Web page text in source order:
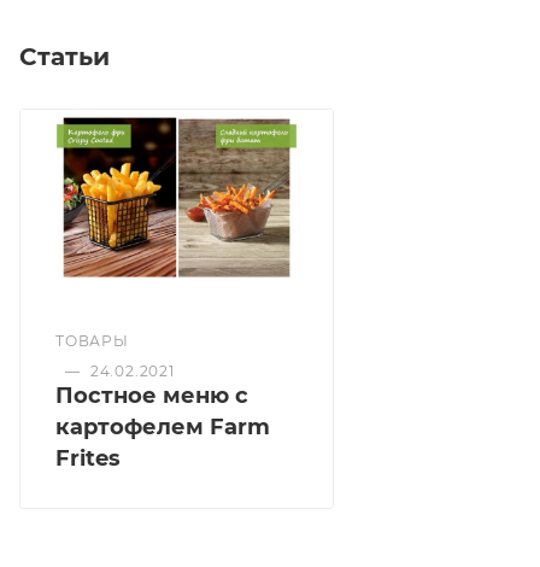
Состав - картофель (87,7%), лук (4,9%), растительные
Состояние готовности - полуфабрикат.
Способ приготовления - во фритюрнице при
температуре 180 С в течении 3-4 минут, в сковороде
на среднем огне в течении 5-6 минут.
Срок годности: 24 мес. При t -18 С.
Страна производитель - Нидерланды/Польша
Питательная и энергетическая ценность:
Энергетическая ценность в 100 г - 77 ккал
Статьи
ТОВАРЫ
— 24.02.2021
Постное меню с
картофелем Farm
Frites